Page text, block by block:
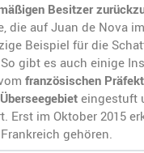
Besitzer
die auf Juan de Nova
Beispiel für die
gibt es auch einige
französischen
eingestuft
Erst im Oktober 2015
gehören.